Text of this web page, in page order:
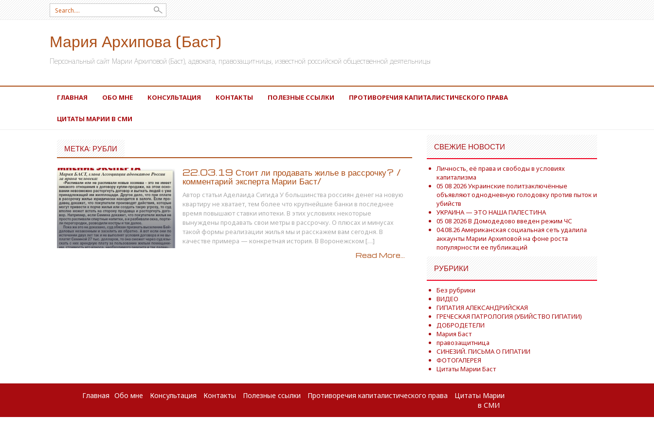
Search for:
Мария Архипова (Баст)
Персональный сайт Марии Архиповой (Баст), адвоката, правозащитницы, известной российской общественной деятельницы
SKIP TO CONTENT
ГЛАВНАЯ ОБО МНЕ КОНСУЛЬТАЦИЯ КОНТАКТЫ ПОЛЕЗНЫЕ ССЫЛКИ ПРОТИВОРЕЧИЯ КАПИТАЛИСТИЧЕСКОГО ПРАВА
ЦИТАТЫ МАРИИ В СМИ
МЕТКА: РУБЛИ
22.03.19 Стоит ли продавать жилье в рассрочку? /
комментарий эксперта Марии Баст/
Автор статьи Аделаида Сигида У большинства россиян денег на новую
квартиру не хватает, тем более что крупнейшие банки в последнее
время повышают ставки ипотеки. В этих условиях некоторые
вынуждены продавать свои метры в рассрочку. О плюсах и минусах
такой формы реализации жилья мы и расскажем вам сегодня. В
качестве примера — конкретная история. В Воронежском […]
Read More...
СВЕЖИЕ НОВОСТИ
Личность, её права и свободы в условиях
капитализма
05 08 2026 Украинские политзаключённые
объявляют однодневную голодовку против пыток и
убийств
УКРАИНА — ЭТО НАША ПАЛЕСТИНА
05 08 2026 В Домодедово введен режим ЧС
04.08.26 Американская социальная сеть удалила
аккаунты Марии Архиповой на фоне роста
популярности ее публикаций
РУБРИКИ
Без рубрики
ВИДЕО
ГИПАТИЯ АЛЕКСАНДРИЙСКАЯ
ГРЕЧЕСКАЯ ПАТРОЛОГИЯ (УБИЙСТВО ГИПАТИИ)
ДОБРОДЕТЕЛИ
Мария Баст
правозащитница
СИНЕЗИЙ. ПИСЬМА О ГИПАТИИ
ФОТОГАЛЕРЕЯ
Цитаты Марии Баст
Главная Обо мне Консультация Контакты Полезные ссылки Противоречия капиталистического права
Цитаты Марии
в СМИ